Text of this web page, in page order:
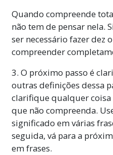
Quando compreende
não tem de pensar nela.
ser necessário fazer dez
compreender
3. O próximo passo é
outras definições dessa
clarifique qualquer
que não compreenda.
significado em várias
seguida, vá para a
em frases.